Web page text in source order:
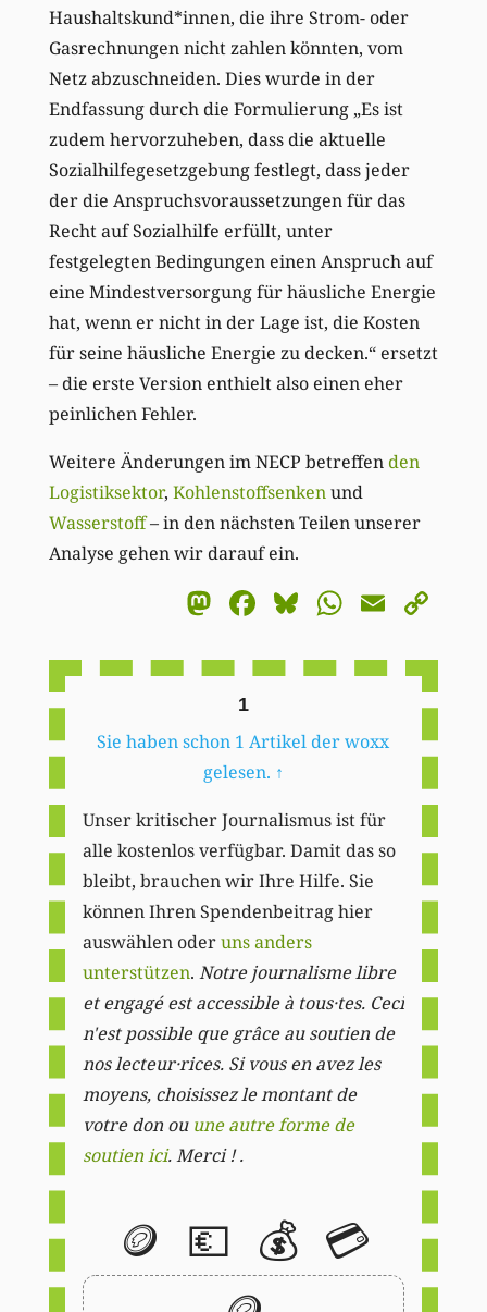
Haushaltskund*innen, die ihre Strom- oder
Gasrechnungen nicht zahlen könnten, vom
Netz abzuschneiden. Dies wurde in der
Endfassung durch die Formulierung „Es ist
zudem hervorzuheben, dass die aktuelle
Sozialhilfegesetzgebung festlegt, dass jeder
der die Anspruchsvoraussetzungen für das
Recht auf Sozialhilfe erfüllt, unter
festgelegten Bedingungen einen Anspruch auf
eine Mindestversorgung für häusliche Energie
hat, wenn er nicht in der Lage ist, die Kosten
für seine häusliche Energie zu decken.“ ersetzt
– die erste Version enthielt also einen eher
peinlichen Fehler.
Weitere Änderungen im NECP betreffenden
Logistiksektor, Kohlenstoffsenkenund
Wasserstoff– in den nächsten Teilen unserer
Analyse gehen wir darauf ein.
Mastodon
Facebook
BlueskyEmail
1
Sie haben schon 1 Artikel der woxx
gelesen. ↑
Unser kritischer Journalismus ist für
alle kostenlos verfügbar. Damit das so
bleibt, brauchen wir Ihre Hilfe. Sie
können Ihren Spendenbeitrag hier
auswählen oderuns anders
unterstützen. Notre journalisme libre
et engagé est accessible à tous·tes. Ceci
n'est possible que grâce au soutien de
nos lecteur·rices. Si vous en avez les
moyens, choisissez le montant de
votre don ou une autre forme de
soutien ici. Merci ! .
🪙 💶 💰 💳